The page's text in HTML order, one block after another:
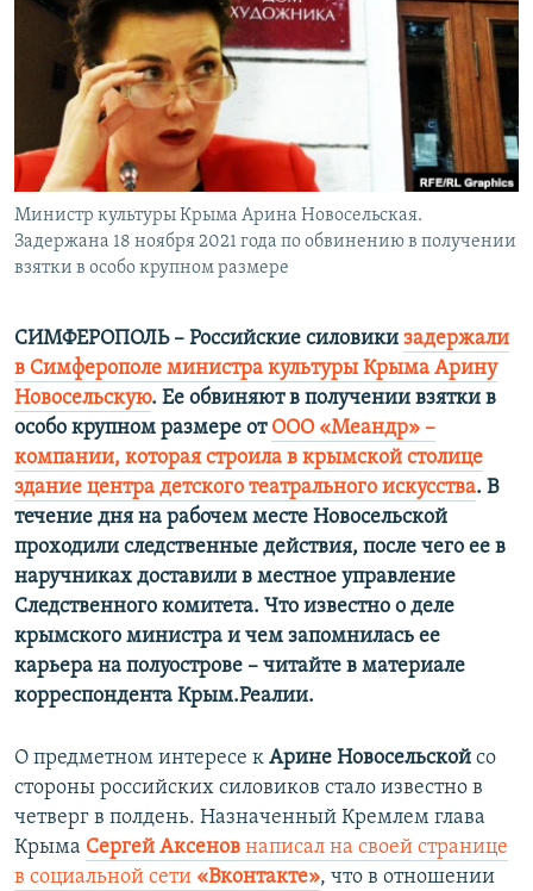
КРЫМ.НЕПОКОРЕННЫЙ
ELIFBE
УКРАИНСКАЯ ПРОБЛЕМА КРЫМА
Все сайты RFE/RL
Министр культуры Крыма Арина Новосельская.
Задержана 18 ноября 2021 года по обвинению в получении
взятки в особо крупном размере
СИМФЕРОПОЛЬ – Российские силовики задержали
в Симферополе министра культуры Крыма Арину
Новосельскую. Ее обвиняют в получении взятки в
особо крупном размере от ООО «Меандр» –
компании, которая строила в крымской столице
здание центра детского театрального искусства. В
течение дня на рабочем месте Новосельской
проходили следственные действия, после чего ее в
наручниках доставили в местное управление
Следственного комитета. Что известно о деле
крымского министра и чем запомнилась ее
карьера на полуострове – читайте в материале
корреспондента Крым.Реалии.
О предметном интересе к Арине Новосельской со
стороны российских силовиков стало известно в
четверг в полдень. Назначенный Кремлем глава
Крыма Сергей Аксенов написал на своей странице
в социальной сети «Вконтакте», что в отношении